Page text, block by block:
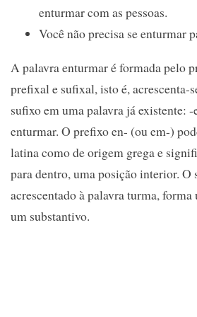
enturmar com as pessoas.
Você não precisa se enturmar
A palavra enturmar é formada pelo
prefixal e sufixal, isto é, acrescenta-
sufixo em uma palavra já existente:
enturmar. O prefixo en- (ou em-)
latina como de origem grega e
para dentro, uma posição interior. O
acrescentado à palavra turma,
um substantivo.